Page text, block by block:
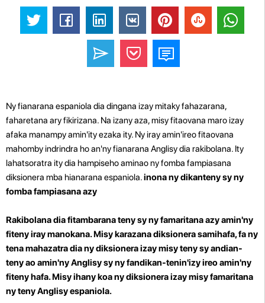
Ny fianarana espaniola dia dingana izay mitaky fahazarana,
faharetana ary fikirizana. Na izany aza, misy fitaovana maro izay
afaka manampy amin'ity ezaka ity. Ny iray amin'ireo fitaovana
mahomby indrindra ho an'ny fianarana Anglisy dia rakibolana. Ity
lahatsoratra ity dia hampiseho aminao ny fomba fampiasana
diksionera mba hianarana espaniola.inona ny dikanteny sy ny
fomba fampiasana azy
Rakibolana dia fitambarana teny sy ny famaritana azy amin'ny
fiteny iray manokana. Misy karazana diksionera samihafa, fa ny
tena mahazatra dia ny diksionera izay misy teny sy andian-
teny ao amin'ny Anglisy sy ny fandikan-tenin'izy ireo amin'ny
fiteny hafa. Misy ihany koa ny diksionera izay misy famaritana
ny teny Anglisy espaniola.